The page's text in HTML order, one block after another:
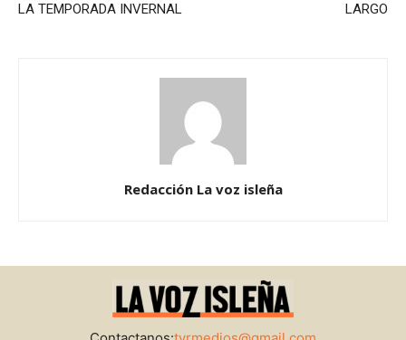
LA TEMPORADA INVERNAL
LARGO
Redacción La voz isleña